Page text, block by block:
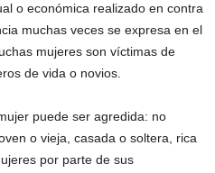
o económica realizado en contra
muchas veces se expresa en el
mujeres son víctimas de
de vida o novios.
puede ser agredida: no
o vieja, casada o soltera, rica
por parte de sus